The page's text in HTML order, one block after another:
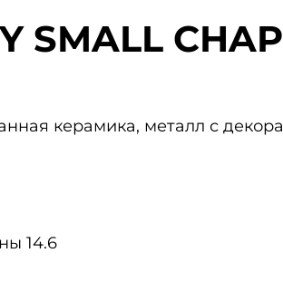
SMALL
керамика, металл с
14.6